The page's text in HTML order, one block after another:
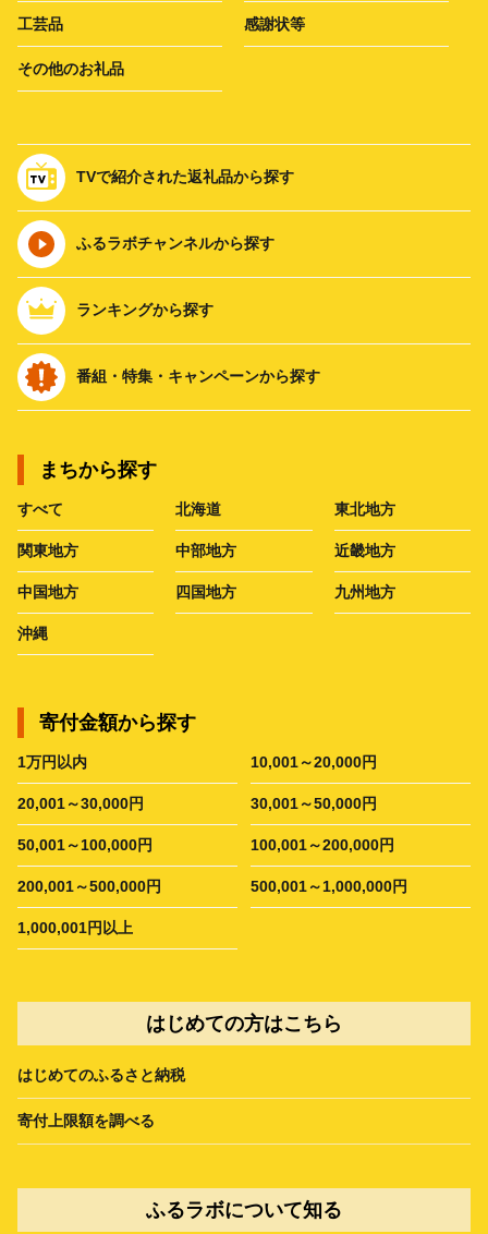
工芸品 感謝状等
その他のお礼品
TVで紹介された返礼品から探す
ふるラボチャンネルから探す
ランキングから探す
番組・特集・キャンペーンから探す
まちから探す
すべて 北海道 東北地方
関東地方 中部地方 近畿地方
中国地方 四国地方 九州地方
沖縄
寄付金額から探す
1万円以内 10,001～20,000円
20,001～30,000円 30,001～50,000円
50,001～100,000円 100,001～200,000円
200,001～500,000円 500,001～1,000,000円
1,000,001円以上
はじめての方はこちら
はじめてのふるさと納税
寄付上限額を調べる
ふるラボについて知る